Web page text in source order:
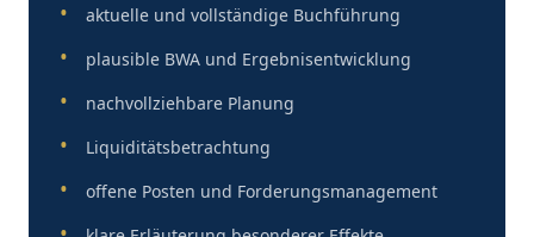
aktuelle und vollständige Buchführung
plausible BWA und Ergebnisentwicklung
nachvollziehbare Planung
Liquiditätsbetrachtung
offene Posten und Forderungsmanagement